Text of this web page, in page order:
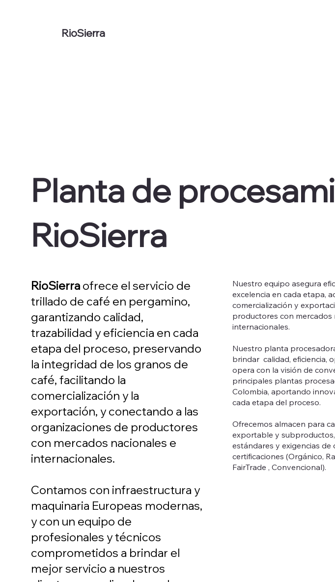
RioSierra
Planta de
RioSierra
RioSierraofrece el servicio de
trillado de café en pergamino,
garantizando calidad,
trazabilidad y eficiencia en cada
etapa del proceso, preservando
la integridad de los granos de
café, facilitando la
comercialización y la
exportación, y conectando a las
organizaciones de productores
con mercados nacionales e
internacionales.
Contamos con infraestructura y
maquinaria Europeas modernas,
y con un equipo de
profesionales y técnicos
comprometidos a brindar el
mejor servicio a nuestros
Nuestro equipo asegura
excelencia en cada etapa,
comercialización y
productores con mercados
internacionales.
Nuestro planta
brindar calidad, eficiencia,
opera con la visión de
principales plantas
Colombia, aportando
cada etapa del proceso.
Ofrecemos almacen para
exportable y
estándares y exigencias de
certificaciones (Orgánico,
FairTrade , Convencional).